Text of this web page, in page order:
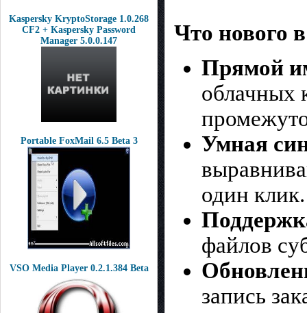
Kaspersky KryptoStorage 1.0.268
CF2 + Kaspersky Password
Manager 5.0.0.147
Portable FoxMail 6.5 Beta 3
VSO Media Player 0.2.1.384 Beta
Что нового
Прямой
облачных
Умная
один клик.
файлов
запись